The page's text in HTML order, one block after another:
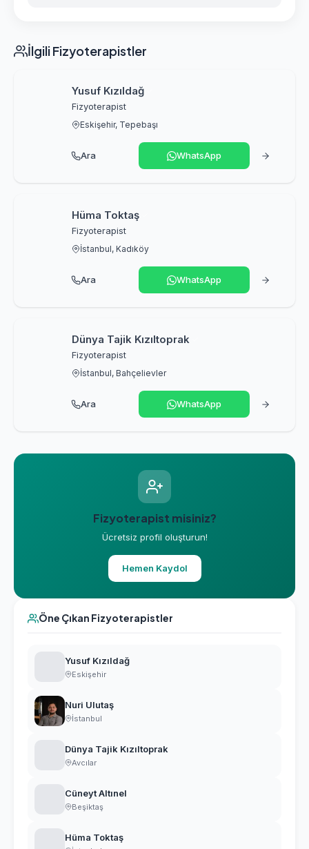
İlgili Fizyoterapistler
Yusuf Kızıldağ
Fizyoterapist
Eskişehir, Tepebaşı
Ara WhatsApp
Hüma Toktaş
Fizyoterapist
İstanbul, Kadıköy
Ara WhatsApp
Dünya Tajik Kızıltoprak
Fizyoterapist
İstanbul, Bahçelievler
Ara WhatsApp
Fizyoterapist misiniz?
Ücretsiz profil oluşturun!
Hemen Kaydol
Öne Çıkan Fizyoterapistler
Yusuf Kızıldağ
Eskişehir
Nuri Ulutaş
İstanbul
Dünya Tajik Kızıltoprak
Avcılar
Cüneyt Altınel
Beşiktaş
Hüma Toktaş